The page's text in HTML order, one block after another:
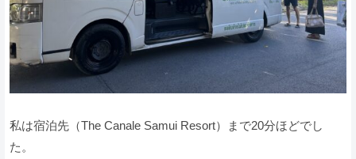
私は宿泊先（The Canale Samui Resort）まで20分ほどでし
た。